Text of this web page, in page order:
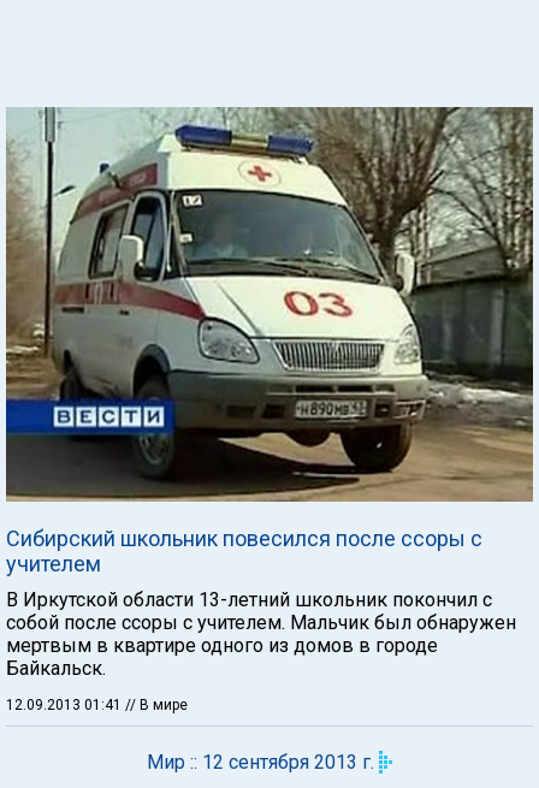
Сибирский школьник повесился после ссоры с
учителем
В Иркутской области 13-летний школьник покончил с
собой после ссоры с учителем. Мальчик был обнаружен
мертвым в квартире одного из домов в городе
Байкальск.
12.09.2013 01:41 // В мире
Мир :: 12 сентября 2013 г.